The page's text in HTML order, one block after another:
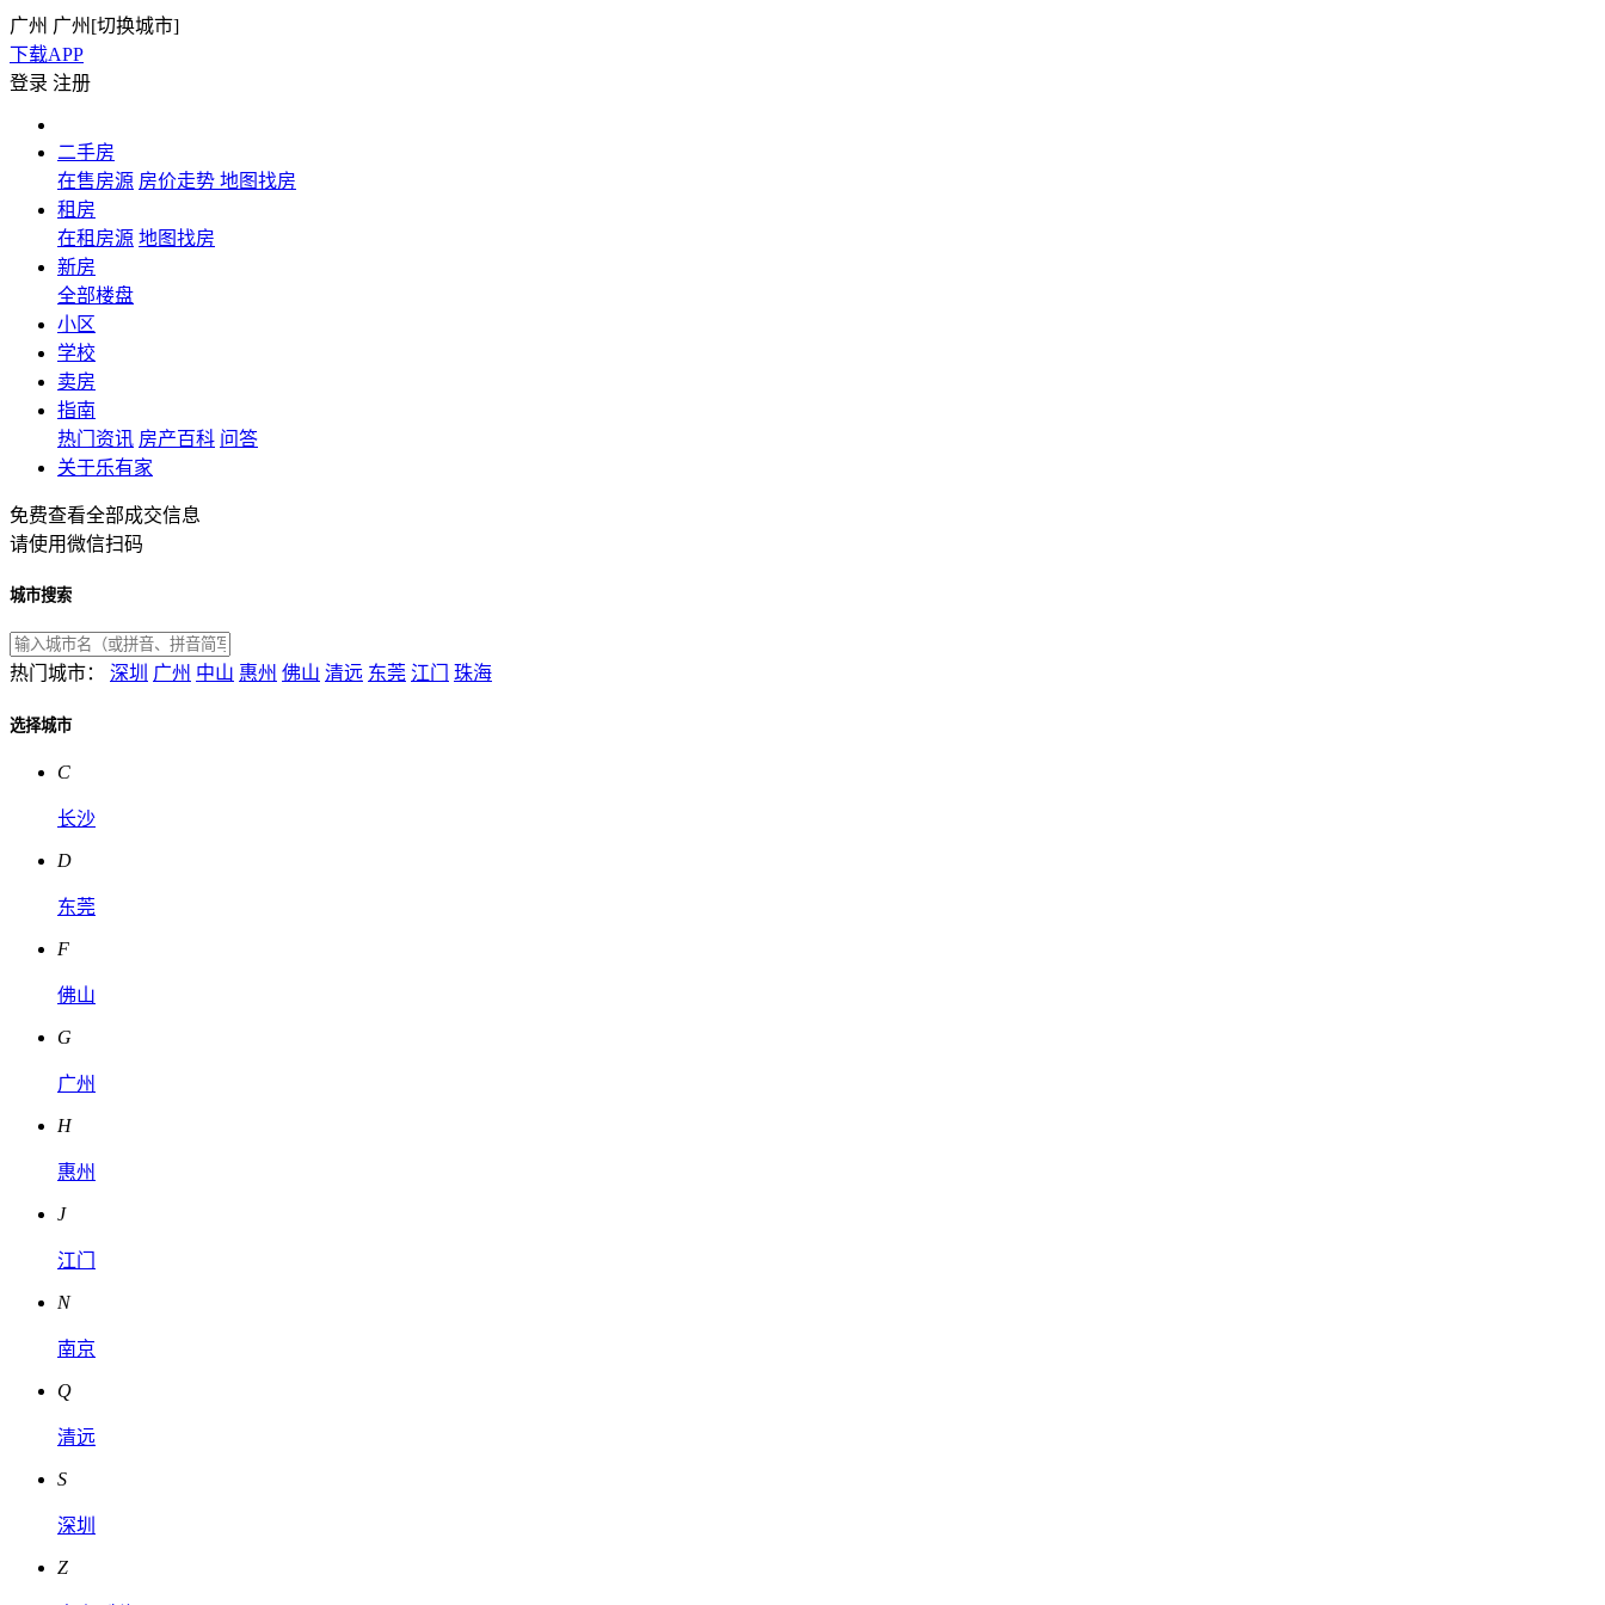
广州 广州[切换城市]
下载APP
登录 注册
二手房
在售房源 房价走势 地图找房
租房
在租房源 地图找房
新房
全部楼盘
小区
学校
卖房
指南
热门资讯 房产百科 问答
关于乐有家
免费查看全部成交信息
请使用微信扫码
城市搜索
热门城市： 深圳 广州 中山 惠州 佛山 清远 东莞 江门 珠海
选择城市
C
长沙
D
东莞
F
佛山
G
广州
H
惠州
J
江门
N
南京
Q
清远
S
深圳
Z